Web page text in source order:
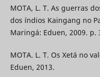
MOTA, L. T. As guerras
dos índios Kaingang no
Maringá: Eduen, 2009. p.
MOTA. L. T. Os Xetá no
Eduen, 2013.